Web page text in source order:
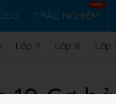
TRẮC NGHIỆM
Lớp 7 Lớp 8 Lớp
10 Cơ